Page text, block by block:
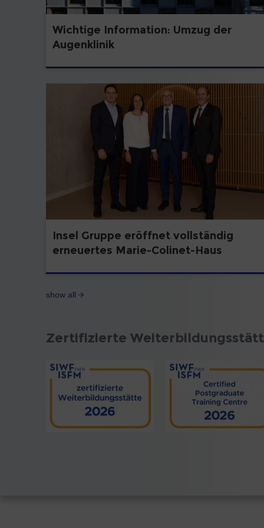
Wichtige Information: Umzug der
Augenklinik
Insel Gruppe eröffnet vollständig
erneuertes Marie-Colinet-Haus
show all
Zertifizierte